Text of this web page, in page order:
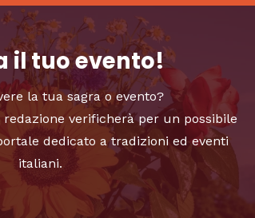
il tuo evento!
la tua sagra o evento?
verificherà per un possibile
dedicato a tradizioni ed eventi
italiani.